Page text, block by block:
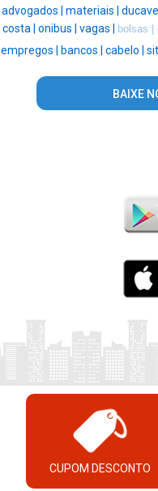
advogados | materiais |
costa | onibus | vagas | bolsas |
empregos | bancos | cabelo |
BAIXE
CUPOM DESCONTO